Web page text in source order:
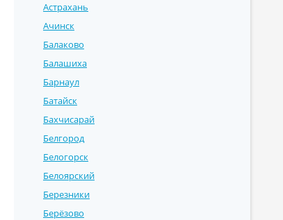
Астрахань
Ачинск
Балаково
Балашиха
Барнаул
Батайск
Бахчисарай
Белгород
Белогорск
Белоярский
Березники
Берёзово